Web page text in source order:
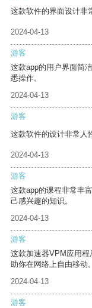
这款软件的界面设计非
2024-04-13
游客
这款app的用户界面简
悉操作。
2024-04-13
游客
这款软件的设计非常人
2024-04-13
游客
这款app的课程非常丰
己感兴趣的知识。
2024-04-13
游客
这款加速器VPM应用
助你在网络上自由移动。
2024-04-13
游客